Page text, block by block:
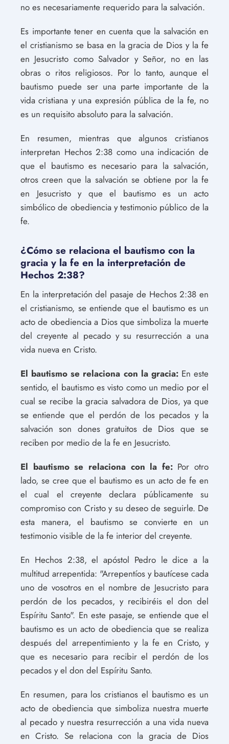
no es necesariamente requerido para la salvación.
Es importante tener en cuenta que la salvación en
el cristianismo se basa en la gracia de Dios y la fe
en Jesucristo como Salvador y Señor, no en las
obras o ritos religiosos. Por lo tanto, aunque el
bautismo puede ser una parte importante de la
vida cristiana y una expresión pública de la fe, no
es un requisito absoluto para la salvación.
En resumen, mientras que algunos cristianos
interpretan Hechos 2:38 como una indicación de
que el bautismo es necesario para la salvación,
otros creen que la salvación se obtiene por la fe
en Jesucristo y que el bautismo es un acto
simbólico de obediencia y testimonio público de la
fe.
¿Cómo se relaciona el bautismo con la
gracia y la fe en la interpretación de
Hechos 2:38?
En la interpretación del pasaje de Hechos 2:38 en
el cristianismo, se entiende que el bautismo es un
acto de obediencia a Dios que simboliza la muerte
del creyente al pecado y su resurrección a una
vida nueva en Cristo.
El bautismo se relaciona con la gracia:En este
sentido, el bautismo es visto como un medio por el
cual se recibe la gracia salvadora de Dios, ya que
se entiende que el perdón de los pecados y la
salvación son dones gratuitos de Dios que se
reciben por medio de la fe en Jesucristo.
El bautismo se relaciona con la fe:Por otro
lado, se cree que el bautismo es un acto de fe en
el cual el creyente declara públicamente su
compromiso con Cristo y su deseo de seguirle. De
esta manera, el bautismo se convierte en un
testimonio visible de la fe interior del creyente.
En Hechos 2:38, el apóstol Pedro le dice a la
multitud arrepentida: "Arrepentíos y bautícese cada
uno de vosotros en el nombre de Jesucristo para
perdón de los pecados, y recibiréis el don del
Espíritu Santo". En este pasaje, se entiende que el
bautismo es un acto de obediencia que se realiza
después del arrepentimiento y la fe en Cristo, y
que es necesario para recibir el perdón de los
pecados y el don del Espíritu Santo.
En resumen, para los cristianos el bautismo es un
acto de obediencia que simboliza nuestra muerte
al pecado y nuestra resurrección a una vida nueva
en Cristo. Se relaciona con la gracia de Dios